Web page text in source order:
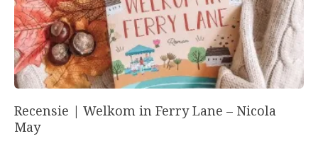
Recensie | Welkom in Ferry Lane – Nicola
May